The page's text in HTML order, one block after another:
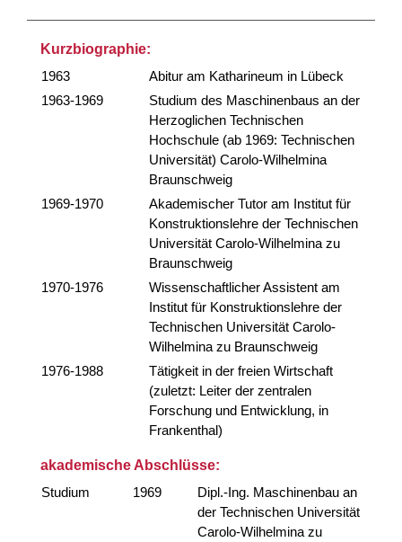
Kurzbiographie:
1963
Abitur am Katharineum in Lübeck
1963-1969
Studium des Maschinenbaus an der
Herzoglichen Technischen
Hochschule (ab 1969: Technischen
Universität) Carolo-Wilhelmina
Braunschweig
1969-1970
Akademischer Tutor am Institut für
Konstruktionslehre der Technischen
Universität Carolo-Wilhelmina zu
Braunschweig
1970-1976
Wissenschaftlicher Assistent am
Institut für Konstruktionslehre der
Technischen Universität Carolo-
Wilhelmina zu Braunschweig
1976-1988
Tätigkeit in der freien Wirtschaft
(zuletzt: Leiter der zentralen
Forschung und Entwicklung, in
Frankenthal)
akademische Abschlüsse:
Studium
1969
Dipl.-Ing. Maschinenbau an
der Technischen Universität
Carolo-Wilhelmina zu